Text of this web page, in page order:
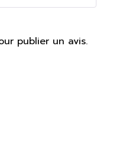
publier un avis.